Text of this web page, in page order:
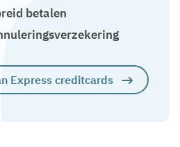
betalen
Express creditcards